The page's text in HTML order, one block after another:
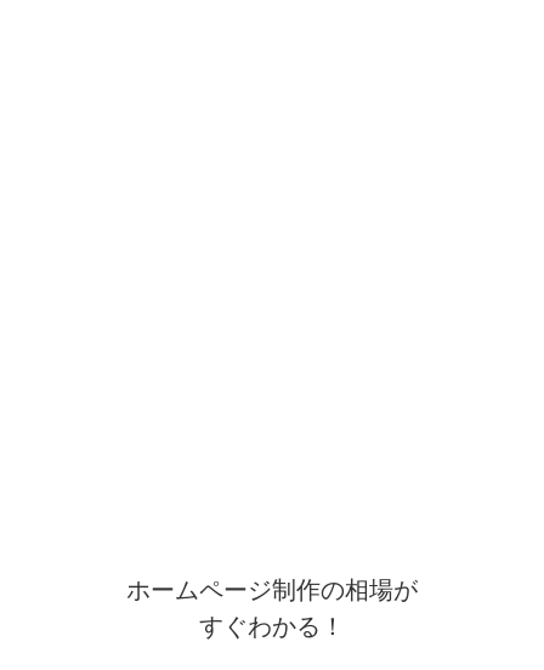
ホームページ制作の相場が
すぐわかる！